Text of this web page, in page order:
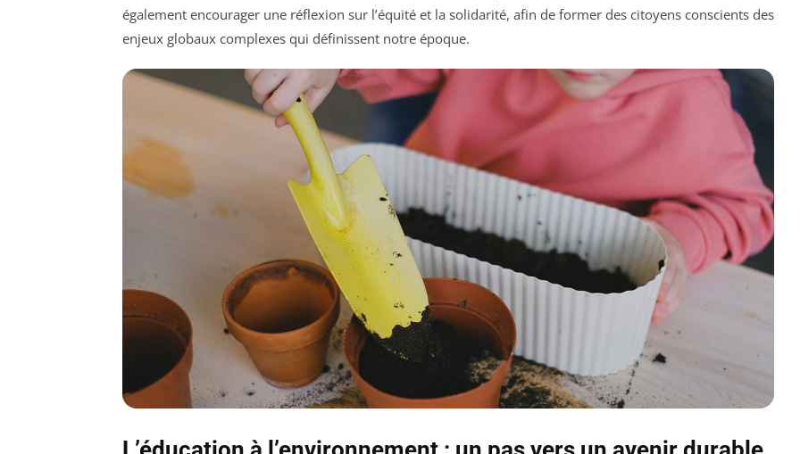
également encourager une réflexion sur l’équité et la solidarité, afin de former des citoyens conscients des
enjeux globaux complexes qui définissent notre époque.